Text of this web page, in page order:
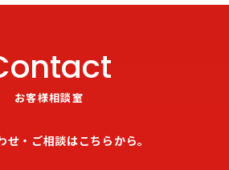
お客様相談室
せ・ご相談はこちらから。